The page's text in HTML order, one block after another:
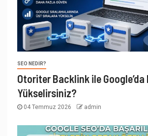
SEO NEDIR?
Otoriter Backlink ile Google’da
Yükselirsiniz?
04 Temmuz 2026 admin